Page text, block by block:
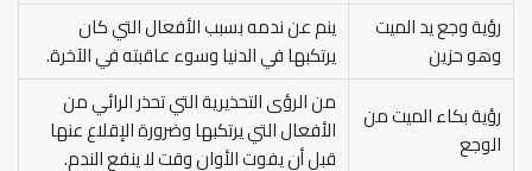
رؤية وجع يد الميت
وهو حزين
ينم عن ندمه بسبب الأفعال التي كان
يرتكبها في الدنيا وسوء عاقبته في الآخرة.
رؤية بكاء الميت من
الوجع
من الرؤى التحذيرية التي تحذر الرائي من
الأفعال التي يرتكبها وضرورة الإقلاع عنها
قبل أن يفوت الأوان وقت لا ينفع الندم.